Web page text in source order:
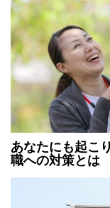
あなたにも起こ
職への対策とは